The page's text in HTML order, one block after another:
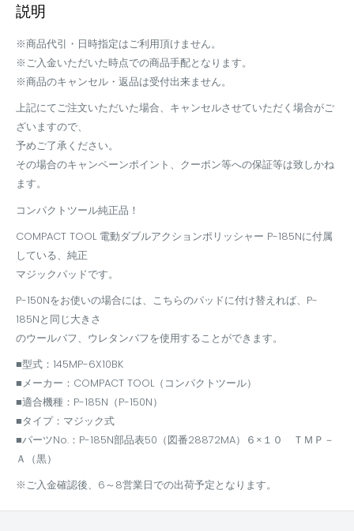
説明
※商品代引・日時指定はご利用頂けません。
※ご入金いただいた時点での商品手配となります。
※商品のキャンセル・返品は受付出来ません。
上記にてご注文いただいた場合、キャンセルさせていただく場合がご
ざいますので、
予めご了承ください。
その場合のキャンペーンポイント、クーポン等への保証等は致しかね
ます。
コンパクトツール純正品！
COMPACT TOOL 電動ダブルアクションポリッシャー P-185Nに付属
している、純正
マジックパッドです。
P-150Nをお使いの場合には、こちらのパッドに付け替えれば、P-
185Nと同じ大きさ
のウールバフ、ウレタンバフを使用することができます。
■型式：145MP-6X10BK
■メーカー：COMPACT TOOL（コンパクトツール）
■適合機種：P-185N（P-150N）
■タイプ：マジック式
■パーツNo.：P-185N部品表50（図番28872MA）６×１０ ＴＭＰ－
Ａ（黒）
※ご入金確認後、6～8営業日での出荷予定となります。